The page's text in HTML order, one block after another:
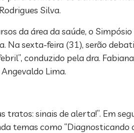
Silva.
da área da saúde, o
sexta-feira (31), serão
conduzido pela dra.
Lima.
sinais de alerta!”. Em
temas como “Diagnosticando